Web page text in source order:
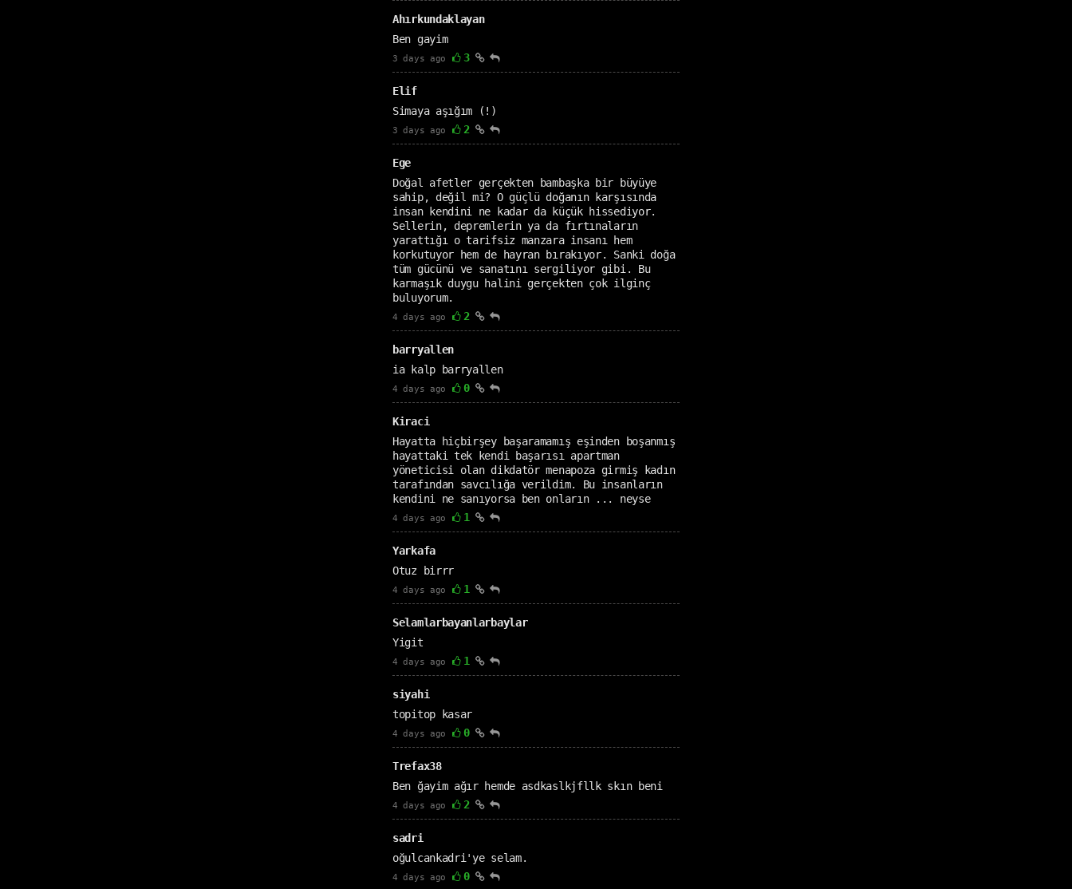
Ahırkundaklayan
Ben gayim
3 days ago 3
Elif
Simaya aşığım (!)
3 days ago 2
Ege
Doğal afetler gerçekten bambaşka bir büyüye
sahip, değil mi? O güçlü doğanın karşısında
insan kendini ne kadar da küçük hissediyor.
Sellerin, depremlerin ya da fırtınaların
yarattığı o tarifsiz manzara insanı hem
korkutuyor hem de hayran bırakıyor. Sanki doğa
tüm gücünü ve sanatını sergiliyor gibi. Bu
karmaşık duygu halini gerçekten çok ilginç
buluyorum.
4 days ago 2
barryallen
ia kalp barryallen
4 days ago 0
Kiraci
Hayatta hiçbirşey başaramamış eşinden boşanmış
hayattaki tek kendi başarısı apartman
yöneticisi olan dikdatör menapoza girmiş kadın
tarafından savcılığa verildim. Bu insanların
kendini ne sanıyorsa ben onların ... neyse
4 days ago 1
Yarkafa
Otuz birrr
4 days ago 1
Selamlarbayanlarbaylar
Yigit
4 days ago 1
siyahi
topitop kasar
4 days ago 0
Trefax38
Ben ğayim ağır hemde asdkaslkjfllk skın beni
4 days ago 2
sadri
oğulcankadri'ye selam.
4 days ago 0